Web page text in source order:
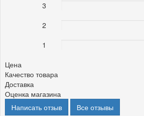
3
2
1
Цена
Качество товара
Доставка
Оценка магазина
Написать отзыв
Все отзывы